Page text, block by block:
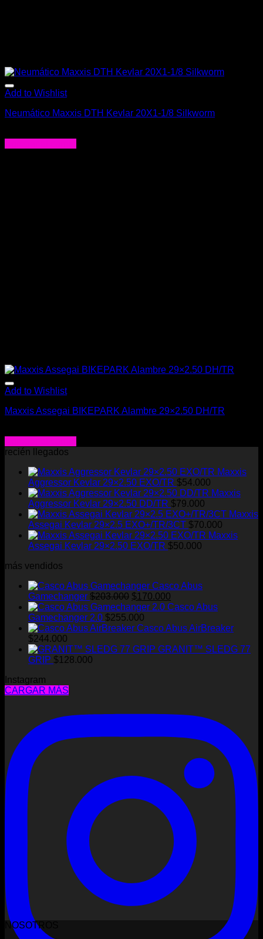
Add to Wishlist
Neumático Maxxis DTH Kevlar 20X1-1/8 Silkworm
Add to Wishlist
Maxxis Assegai BIKEPARK Alambre 29×2.50 DH/TR
recién llegados
Maxxis
Aggressor Kevlar 29×2.50 EXO/TR $54.000
Maxxis
Aggressor Kevlar 29×2.50 DD/TR $79.000
Maxxis
Assegai Kevlar 29×2.5 EXO+/TR/3CT $70.000
Maxxis
Assegai Kevlar 29×2.50 EXO/TR $50.000
más vendidos
Casco Abus
Gamechanger $203.000 El
precio
original
era:
$170.000
precio
es:
Casco Abus
Gamechanger 2.0 $255.000
Casco Abus AirBreaker
$244.000
GRANIT™ SLEDG 77
GRIP $128.000
Instagram
CARGAR MÁS
NOSOTROS